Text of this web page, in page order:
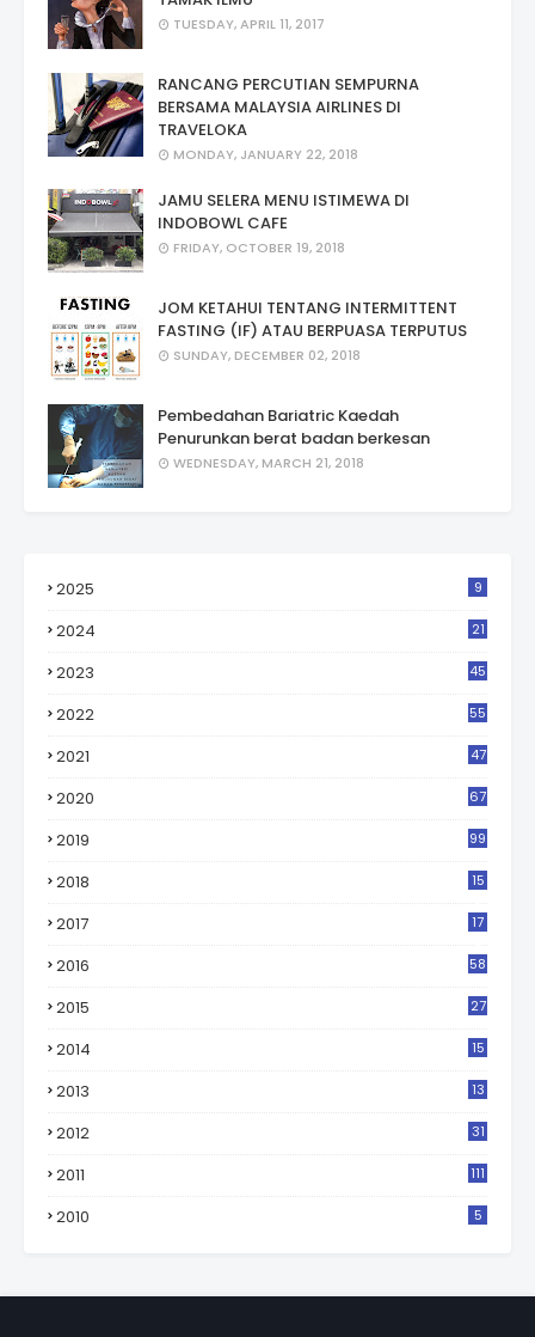
TUESDAY, APRIL 11, 2017
RANCANG PERCUTIAN SEMPURNA
BERSAMA MALAYSIA AIRLINES DI
TRAVELOKA
MONDAY, JANUARY 22, 2018
JAMU SELERA MENU ISTIMEWA DI
INDOBOWL CAFE
FRIDAY, OCTOBER 19, 2018
JOM KETAHUI TENTANG INTERMITTENT
FASTING (IF) ATAU BERPUASA TERPUTUS
SUNDAY, DECEMBER 02, 2018
Pembedahan Bariatric Kaedah
Penurunkan berat badan berkesan
WEDNESDAY, MARCH 21, 2018
2025 9
2024 21
2023 45
2022 55
2021 47
2020 67
2019 99
2018
15
2017
17
2016 58
2015 27
2014 15
2013 13
2012 31
2011 111
2010 5